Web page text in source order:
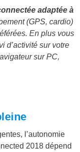
adaptée à
(GPS, cardio)
En plus vous
d’activité sur votre
sur PC,
l’autonomie
2018 dépend